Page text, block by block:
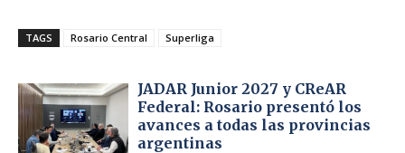
TAGS Rosario Central Superliga
JADAR Junior 2027 y CReAR
Federal: Rosario presentó los
avances a todas las provincias
argentinas